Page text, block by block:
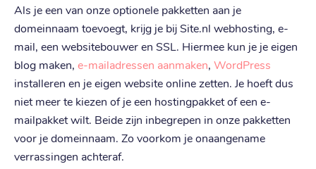
Registratie € 4,99
Verhuizen: € 4,99
Verlengen: € 6,79
.co
Registratie: € 21,39
Verhuizen: € 21,39
Als je een van onze optionele pakketten aan je
domeinnaam toevoegt, krijg je bij Site.nl webhosting, e-
mail, een websitebouwer en SSL. Hiermee kun je je eigen
blog maken, e-mailadressen aanmaken, WordPress
installeren en je eigen website online zetten. Je hoeft dus
niet meer te kiezen of je een hostingpakket of een e-
mailpakket wilt. Beide zijn inbegrepen in onze pakketten
voor je domeinnaam. Zo voorkom je onaangename
verrassingen achteraf.